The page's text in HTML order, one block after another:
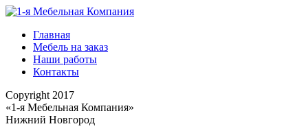
Главная
Мебель на заказ
Наши работы
Контакты
Copyright 2017
«1-я Мебельная Компания»
Нижний Новгород